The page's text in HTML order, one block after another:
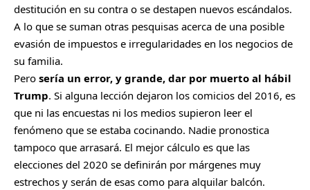
destitución en su contra o se destapen nuevos escándalos.
A lo que se suman otras pesquisas acerca de una posible
evasión de impuestos e irregularidades en los negocios de
su familia.
Pero sería un error, y grande, dar por muerto al hábil
Trump. Si alguna lección dejaron los comicios del 2016, es
que ni las encuestas ni los medios supieron leer el
fenómeno que se estaba cocinando. Nadie pronostica
tampoco que arrasará. El mejor cálculo es que las
elecciones del 2020 se definirán por márgenes muy
estrechos y serán de esas como para alquilar balcón.